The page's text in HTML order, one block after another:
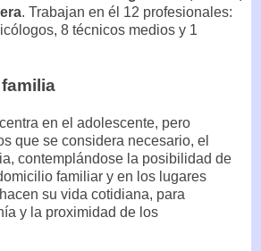
. Trabajan en él 12 profesionales:
8 técnicos medios y 1
en el adolescente, pero
que se considera necesario, el
contemplándose la posibilidad de
familiar y en los lugares
su vida cotidiana, para
y la proximidad de los